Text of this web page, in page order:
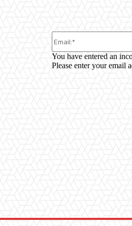
You have entered an
Please enter your email